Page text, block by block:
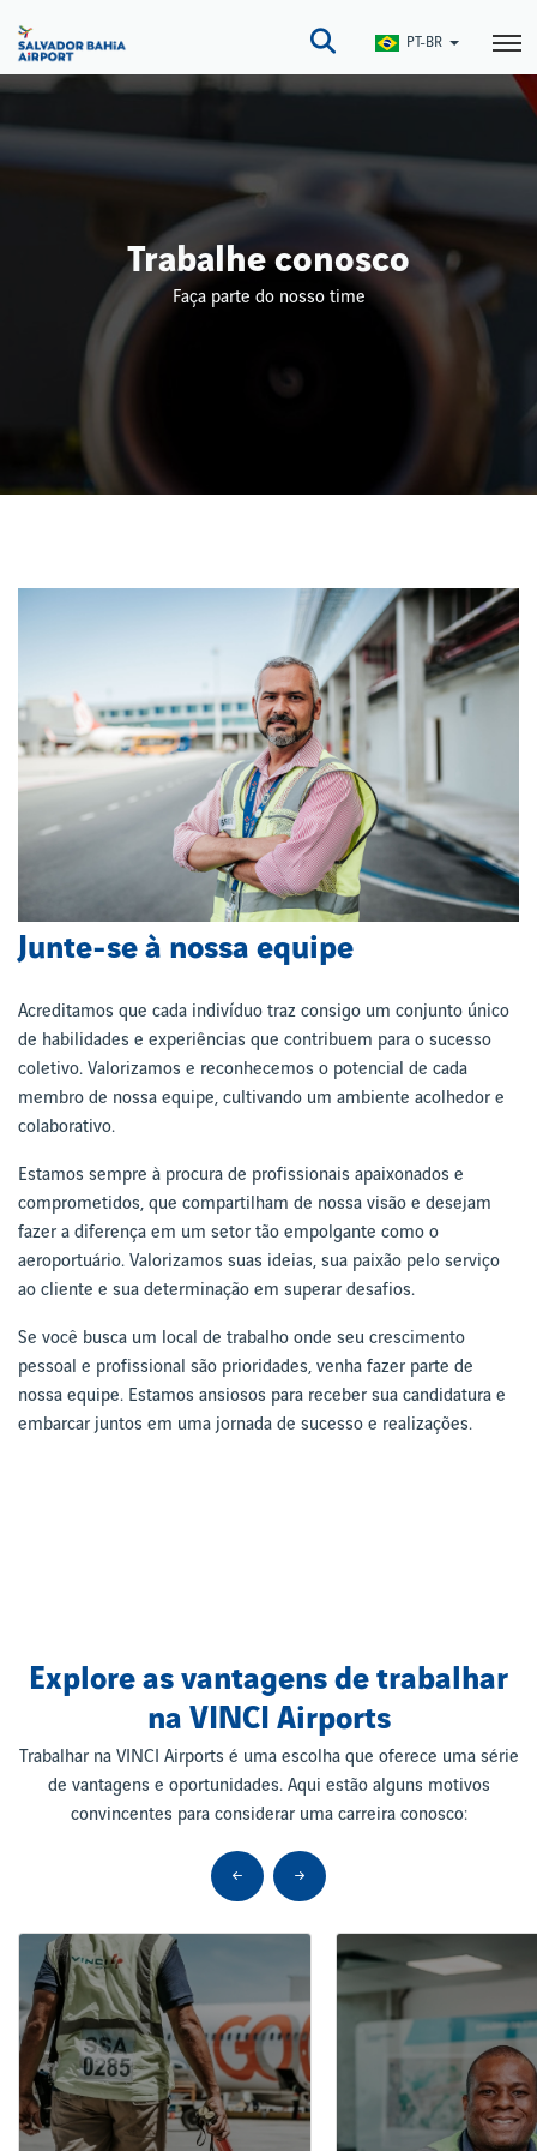
para
o
principal
PT-BR
Trabalhe conosco
Faça parte do nosso time
Junte-se à nossa equipe
Acreditamos que cada indivíduo traz consigo um conjunto único
de habilidades e experiências que contribuem para o sucesso
coletivo. Valorizamos e reconhecemos o potencial de cada
membro de nossa equipe, cultivando um ambiente acolhedor e
colaborativo.
Estamos sempre à procura de profissionais apaixonados e
comprometidos, que compartilham de nossa visão e desejam
fazer a diferença em um setor tão empolgante como o
aeroportuário. Valorizamos suas ideias, sua paixão pelo serviço
ao cliente e sua determinação em superar desafios.
Se você busca um local de trabalho onde seu crescimento
pessoal e profissional são prioridades, venha fazer parte de
nossa equipe. Estamos ansiosos para receber sua candidatura e
embarcar juntos em uma jornada de sucesso e realizações.
Explore as vantagens de trabalhar
na VINCI Airports
Trabalhar na VINCI Airports é uma escolha que oferece uma série
de vantagens e oportunidades. Aqui estão alguns motivos
convincentes para considerar uma carreira conosco: